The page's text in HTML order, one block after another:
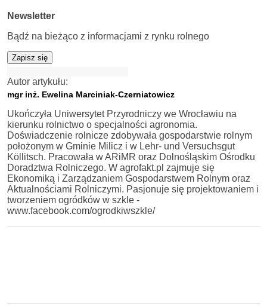
Newsletter
Bądź na bieżąco z informacjami z rynku rolnego
Zapisz się
Autor artykułu:
mgr inż. Ewelina Marciniak-Czerniatowicz
Ukończyła Uniwersytet Przyrodniczy we Wrocławiu na
kierunku rolnictwo o specjalności agronomia.
Doświadczenie rolnicze zdobywała gospodarstwie rolnym
położonym w Gminie Milicz i w Lehr- und Versuchsgut
Köllitsch. Pracowała w ARiMR oraz Dolnośląskim Ośrodku
Doradztwa Rolniczego. W agrofakt.pl zajmuje się
Ekonomiką i Zarządzaniem Gospodarstwem Rolnym oraz
Aktualnościami Rolniczymi. Pasjonuje się projektowaniem i
tworzeniem ogródków w szkle -
www.facebook.com/ogrodkiwszkle/